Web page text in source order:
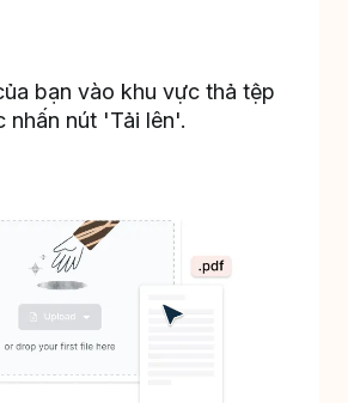
bạn vào khu vực thả tệp
nhấn nút 'Tải lên'.